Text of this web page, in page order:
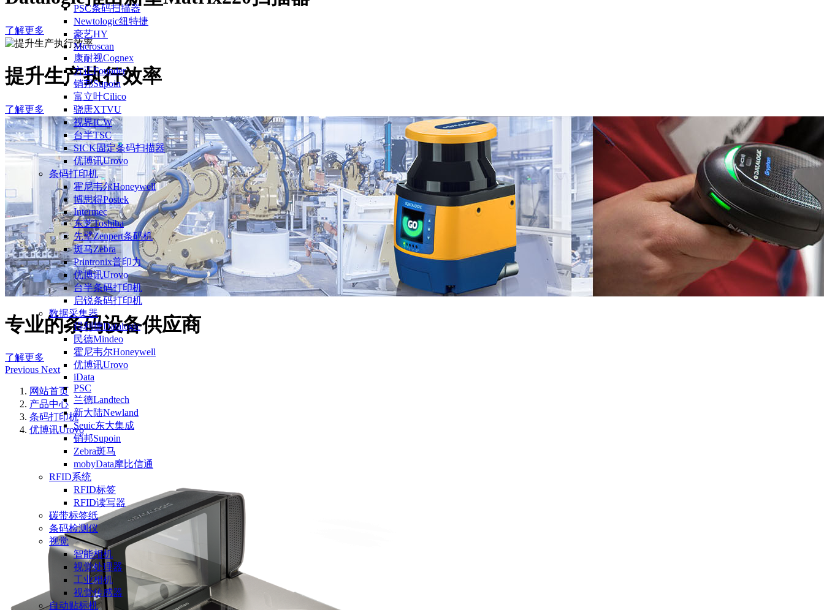
PSC条码扫描器
Newtologic纽特捷
豪艺HY
Microscan
康耐视Cognex
方正Founder
销邦Supoin
富立叶Cilico
骁唐XTVU
视界ICW
台半TSC
SICK固定条码扫描器
优博讯Urovo
条码打印机
霍尼韦尔Honeywell
博思得Postek
Intermec
东芝Toshiba
先擘Zenpert条码机
斑马Zebra
Printronix普印力
优博讯Urovo
台半条码打印机
启锐条码打印机
数据采集器
得利捷Datalogic
民德Mindeo
霍尼韦尔Honeywell
优博讯Urovo
iData
PSC
兰德Landtech
新大陆Newland
Seuic东大集成
销邦Supoin
Zebra斑马
mobyData摩比信通
RFID系统
RFID标签
RFID读写器
碳带标签纸
条码检测仪
视觉
智能相机
视觉处理器
工业相机
视觉传感器
自动贴标机
了解更多
提升生产执行效率
了解更多
专业的条码设备供应商
了解更多
Previous Next
网站首页
产品中心
条码打印机
优博讯Urovo